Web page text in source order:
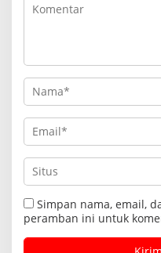
Simpan nama, email,
peramban ini untuk